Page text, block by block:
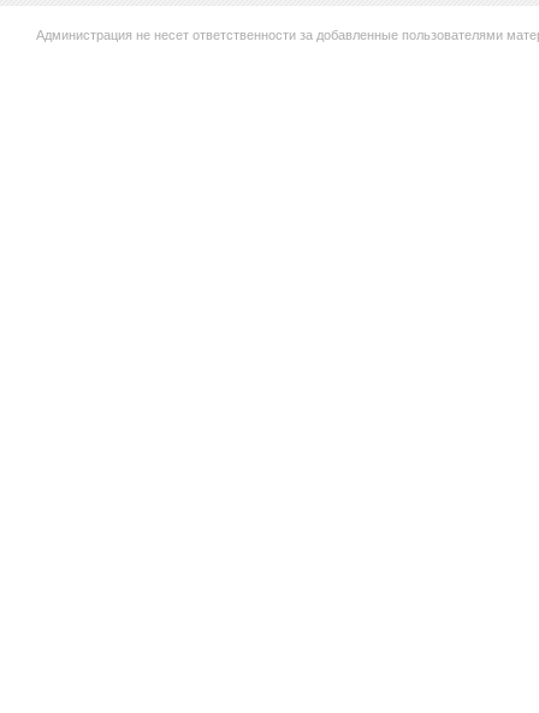
Администрация не несет ответственности за добавленные пользователями